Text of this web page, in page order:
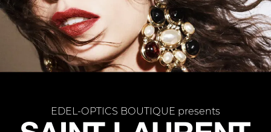
EDEL-OPTICS BOUTIQUE presents